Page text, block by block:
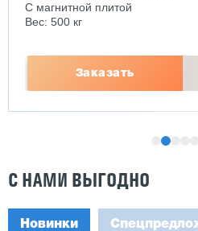
С магнитной плитой
Вес: 500 кг
Заказать
С НАМИ ВЫГОДНО
Новинки